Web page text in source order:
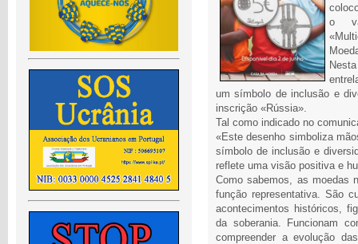
o
um símbolo de inclusão e
inscrição «Rússia».
Tal como indicado no
«Este desenho simboliza
símbolo de inclusão e
reflete uma visão positiva e
Como sabemos, as moedas
função representativa. São
acontecimentos históricos,
da soberania. Funcionam
compreender a evolução